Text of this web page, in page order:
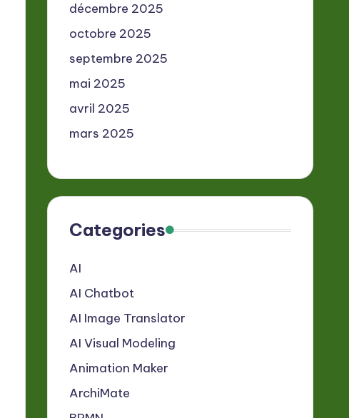
décembre 2025
octobre 2025
septembre 2025
mai 2025
avril 2025
mars 2025
Categories
AI
AI Chatbot
AI Image Translator
AI Visual Modeling
Animation Maker
ArchiMate